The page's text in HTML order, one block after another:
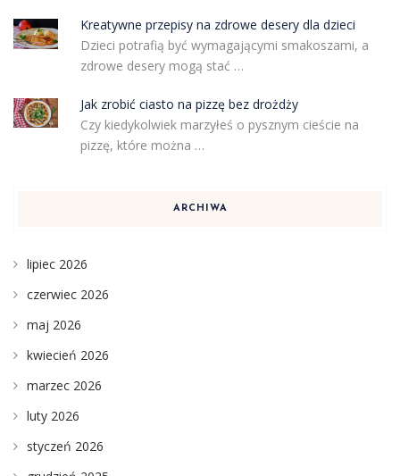
Kreatywne przepisy na zdrowe desery dla dzieci
Dzieci potrafią być wymagającymi smakoszami, a
zdrowe desery mogą stać …
Jak zrobić ciasto na pizzę bez drożdży
Czy kiedykolwiek marzyłeś o pysznym cieście na
pizzę, które można …
ARCHIWA
lipiec 2026
czerwiec 2026
maj 2026
kwiecień 2026
marzec 2026
luty 2026
styczeń 2026